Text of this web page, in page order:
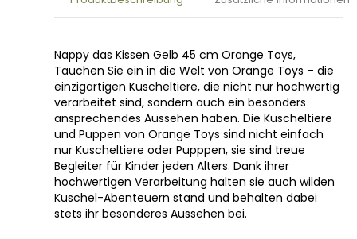
Nappy das Kissen Gelb 45 cm Orange Toys,
Tauchen Sie ein in die Welt von Orange Toys – die
einzigartigen Kuscheltiere, die nicht nur hochwertig
verarbeitet sind, sondern auch ein besonders
ansprechendes Aussehen haben. Die Kuscheltiere
und Puppen von Orange Toys sind nicht einfach
nur Kuscheltiere oder Pupppen, sie sind treue
Begleiter für Kinder jeden Alters. Dank ihrer
hochwertigen Verarbeitung halten sie auch wilden
Kuschel-Abenteuern stand und behalten dabei
stets ihr besonderes Aussehen bei.